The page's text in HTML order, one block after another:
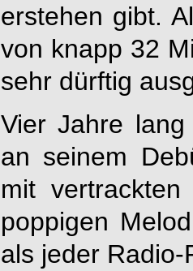
erstehen gibt.
von knapp 32
sehr dürftig
Vier Jahre
an seinem
mit
poppigen
als jeder